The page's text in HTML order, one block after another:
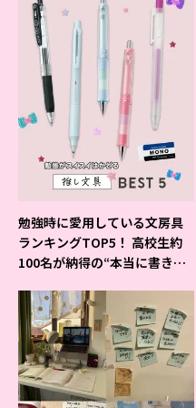
勉強時に愛用している文房具
ランキングTOP5！ 高校生約
100名が納得の“本当に書きや